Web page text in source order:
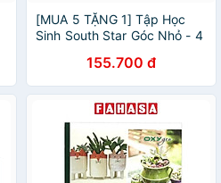
[MUA 5 TẶNG 1] Tập Học
Sinh South Star Góc Nhỏ - 4
Hồng Hà 0767 - Mẫu 4
155.700 đ